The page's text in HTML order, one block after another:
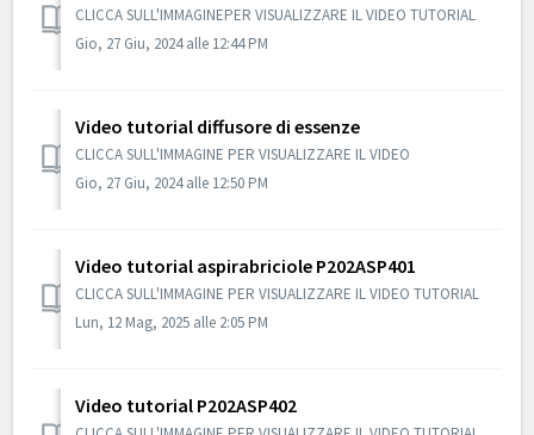
CLICCA SULL'IMMAGINEPER VISUALIZZARE IL VIDEO TUTORIAL
Gio, 27 Giu, 2024 alle 12:44 PM
Video tutorial diffusore di essenze
CLICCA SULL'IMMAGINE PER VISUALIZZARE IL VIDEO
Gio, 27 Giu, 2024 alle 12:50 PM
Video tutorial aspirabriciole P202ASP401
CLICCA SULL'IMMAGINE PER VISUALIZZARE IL VIDEO TUTORIAL
Lun, 12 Mag, 2025 alle 2:05 PM
Video tutorial P202ASP402